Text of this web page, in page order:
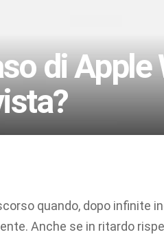
di Apple
quando, dopo infinite
Anche se in ritardo